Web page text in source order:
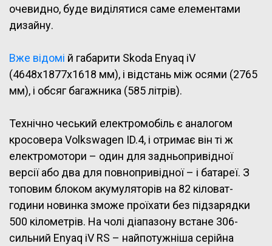
очевидно, буде виділятися саме елементами
дизайну.
Вже відомі й габарити Skoda Enyaq iV
(4648x1877x1618 мм), і відстань між осями (2765
мм), і обсяг багажника (585 літрів).
Технічно чеський електромобіль є аналогом
кросовера Volkswagen ID.4, і отримає він ті ж
електромотори – один для задньопривідної
версії або два для повнопривідної – і батареї. З
топовим блоком акумуляторів на 82 кіловат-
години новинка зможе проїхати без підзарядки
500 кілометрів. На чолі діапазону встане 306-
сильний Enyaq iV RS – найпотужніша серійна